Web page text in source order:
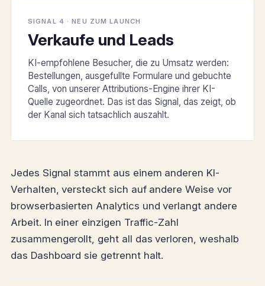
SIGNAL 4 · NEU ZUM LAUNCH
Verkaufe und Leads
KI-empfohlene Besucher, die zu Umsatz werden:
Bestellungen, ausgefullte Formulare und gebuchte
Calls, von unserer Attributions-Engine ihrer KI-
Quelle zugeordnet. Das ist das Signal, das zeigt, ob
der Kanal sich tatsachlich auszahlt.
Jedes Signal stammt aus einem anderen KI-
Verhalten, versteckt sich auf andere Weise vor
browserbasierten Analytics und verlangt andere
Arbeit. In einer einzigen Traffic-Zahl
zusammengerollt, geht all das verloren, weshalb
das Dashboard sie getrennt halt.